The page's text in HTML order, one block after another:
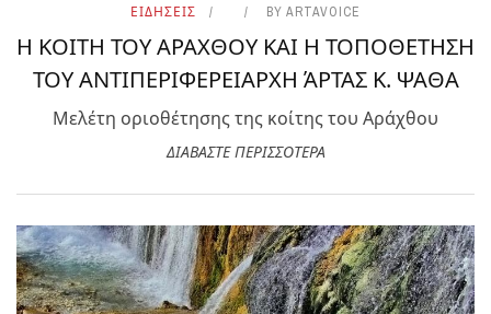
ΕΙΔΗΣΕΙΣ BY ARTAVOICE
Η ΚΟΙΤΗ ΤΟΥ ΑΡΑΧΘΟΥ ΚΑΙ Η ΤΟΠΟΘΕΤΗΣΗ
ΤΟΥ ΑΝΤΙΠΕΡΙΦΕΡΕΙΑΡΧΗ ΆΡΤΑΣ Κ. ΨΑΘΑ
Μελέτη οριοθέτησης της κοίτης του Αράχθου
ΔΙΑΒΑΣΤΕ ΠΕΡΙΣΣΟΤΕΡΑ